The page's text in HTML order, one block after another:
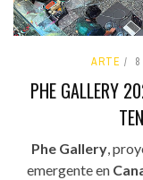
ARTE
PHE GALLERY
Phe Gallery,
emergente en